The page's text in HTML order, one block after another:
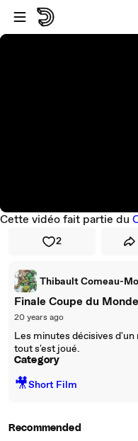
Skip to player
Skip to main content
Cette vidéo fait partie du
2
Thibault Comeau-
Finale Coupe du
20 years ago
Les minutes décisives
tout s'est joué.
Category
🎥Short Film
Recommended